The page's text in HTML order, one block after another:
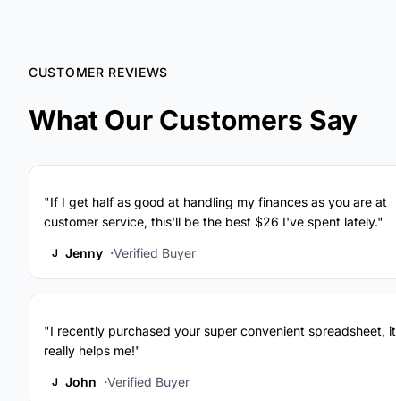
CUSTOMER REVIEWS
What Our Customers Say
"If I get half as good at handling my finances as you are at
customer service, this'll be the best $26 I've spent lately."
J Jenny Verified Buyer
"I recently purchased your super convenient spreadsheet, it
really helps me!"
J John Verified Buyer